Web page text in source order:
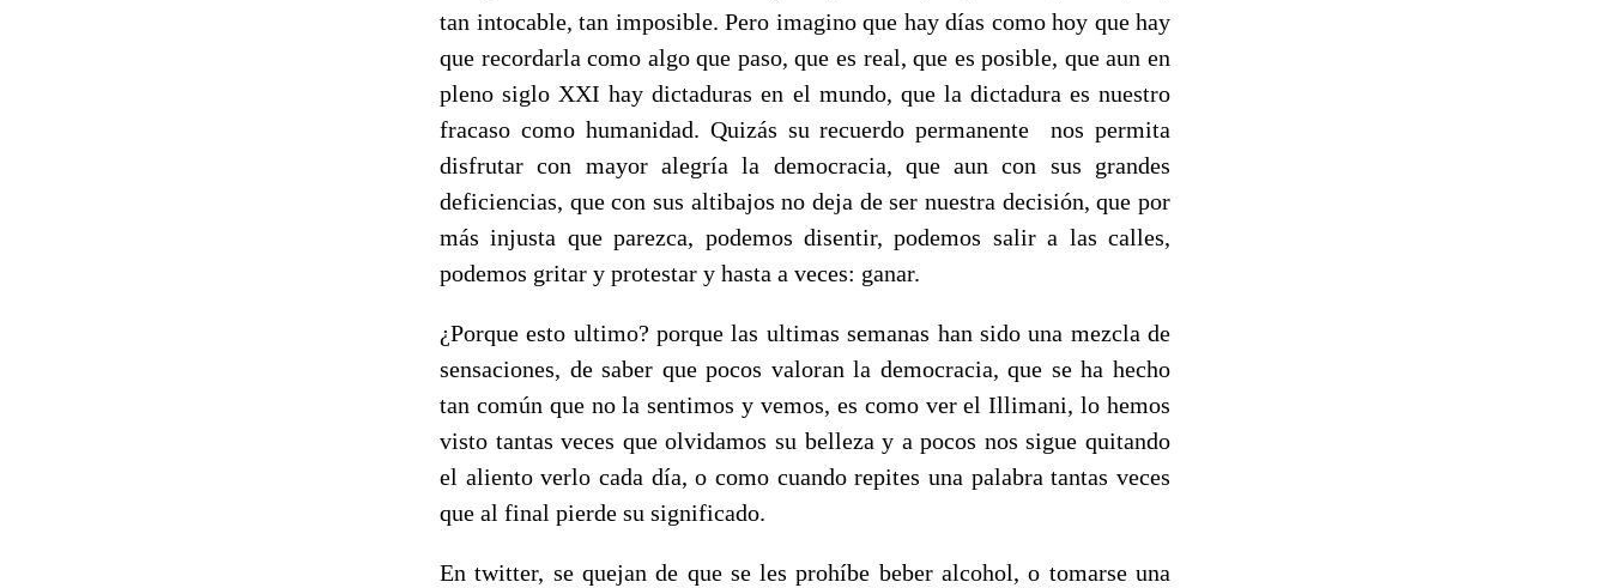
tan intocable, tan imposible. Pero imagino que hay días como hoy que hay
que recordarla como algo que paso, que es real, que es posible, que aun en
pleno siglo XXI hay dictaduras en el mundo, que la dictadura es nuestro
fracaso como humanidad. Quizás su recuerdo permanente nos permita
disfrutar con mayor alegría la democracia, que aun con sus grandes
deficiencias, que con sus altibajos no deja de ser nuestra decisión, que por
más injusta que parezca, podemos disentir, podemos salir a las calles,
podemos gritar y protestar y hasta a veces: ganar.
¿Porque esto ultimo? porque las ultimas semanas han sido una mezcla de
sensaciones, de saber que pocos valoran la democracia, que se ha hecho
tan común que no la sentimos y vemos, es como ver el Illimani, lo hemos
visto tantas veces que olvidamos su belleza y a pocos nos sigue quitando
el aliento verlo cada día, o como cuando repites una palabra tantas veces
que al final pierde su significado.
En twitter, se quejan de que se les prohíbe beber alcohol, o tomarse una